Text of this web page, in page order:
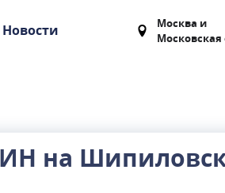
Новости Москва и
Московская
на